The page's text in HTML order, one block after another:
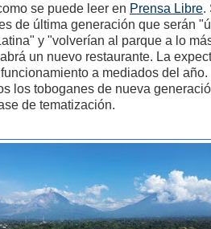
se puede leer en Prensa Libre.
de última generación que serán
y "volverían al parque a lo
un nuevo restaurante. La
a mediados del año.
los toboganes de nueva
de tematización.